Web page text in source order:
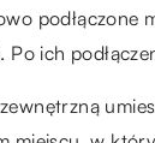
podłączone
Po ich